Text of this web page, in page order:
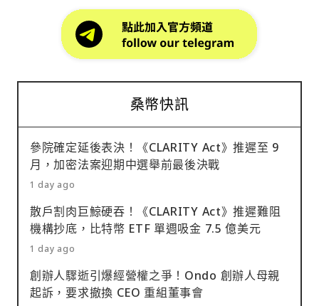
桑幣快訊
參院確定延後表決！《CLARITY Act》推遲至 9
月，加密法案迎期中選舉前最後決戰
1 day ago
散戶割肉巨鯨硬吞！《CLARITY Act》推遲難阻
機構抄底，比特幣 ETF 單週吸金 7.5 億美元
1 day ago
創辦人驟逝引爆經營權之爭！Ondo 創辦人母親
起訴，要求撤換 CEO 重組董事會